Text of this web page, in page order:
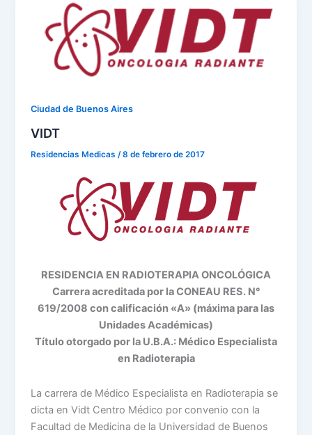
Ciudad de Buenos Aires
VIDT
Residencias Medicas /8 de febrero de 2017
RESIDENCIA EN RADIOTERAPIA ONCOLÓGICA
Carrera acreditada por la CONEAU RES. N°
619/2008 con calificación «A» (máxima para las
Unidades Académicas)
Título otorgado por la U.B.A.: Médico Especialista
en Radioterapia
La carrera de Médico Especialista en Radioterapia se
dicta en Vidt Centro Médico por convenio con la
Facultad de Medicina de la Universidad de Buenos